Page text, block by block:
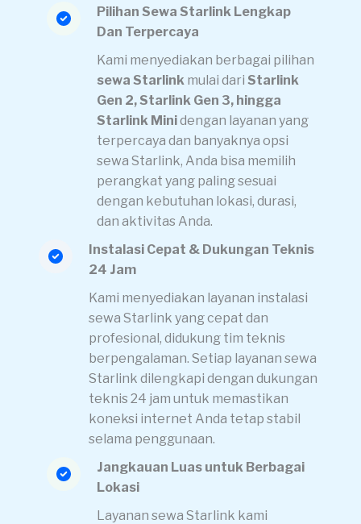
Pilihan Sewa Starlink Lengkap
Dan Terpercaya
Kami menyediakan berbagai pilihan
sewa Starlink mulai dari Starlink
Gen 2, Starlink Gen 3, hingga
Starlink Minidengan layanan yang
terpercaya dan banyaknya opsi
sewa Starlink, Anda bisa memilih
perangkat yang paling sesuai
dengan kebutuhan lokasi, durasi,
dan aktivitas Anda.
Instalasi Cepat & Dukungan Teknis
24 Jam
Kami menyediakan layanan instalasi
sewa Starlink yang cepat dan
profesional, didukung tim teknis
berpengalaman. Setiap layanan sewa
Starlink dilengkapi dengan dukungan
teknis 24 jam untuk memastikan
koneksi internet Anda tetap stabil
selama penggunaan.
Jangkauan Luas untuk Berbagai
Lokasi
Layanan sewa Starlink kami